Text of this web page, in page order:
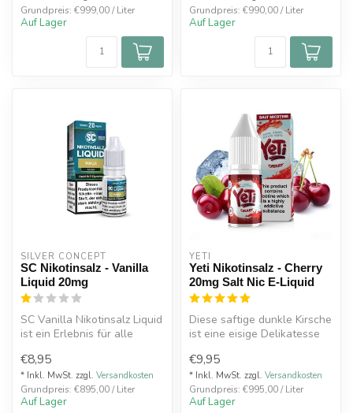
Propylenglykol...
Grundpreis: €999,00 / Liter
Auf Lager
Grundpreis: €990,00 / Liter
Auf Lager
SILVER CONCEPT
SC Nikotinsalz - Vanilla
Liquid 20mg
SC Vanilla Nikotinsalz Liquid
ist ein Erlebnis für alle
€8,95
* Inkl. MwSt. zzgl. Versandkosten
Grundpreis: €895,00 / Liter
Auf Lager
YETI
Yeti Nikotinsalz - Cherry
20mg Salt Nic E-Liquid
Diese saftige dunkle Kirsche
ist eine eisige Delikatesse
€9,95
* Inkl. MwSt. zzgl. Versandkosten
Grundpreis: €995,00 / Liter
Auf Lager